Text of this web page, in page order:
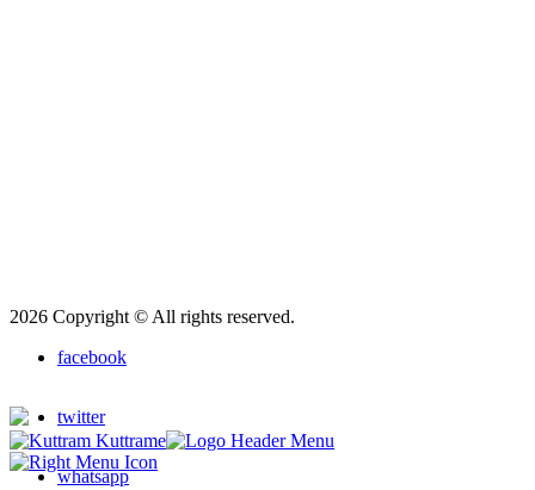
2026 Copyright © All rights reserved.
facebook
twitter
whatsapp